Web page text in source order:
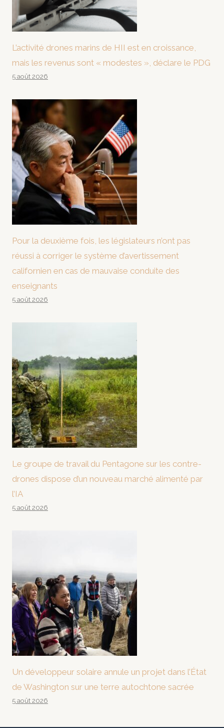
L’activité drones marins de HII est en croissance,
mais les revenus sont « modestes », déclare le PDG
5 août 2026
Pour la deuxième fois, les législateurs n’ont pas
réussi à corriger le système d’avertissement
californien en cas de mauvaise conduite des
enseignants
5 août 2026
Le groupe de travail du Pentagone sur les contre-
drones dispose d’un nouveau marché alimenté par
l’IA
5 août 2026
Un développeur solaire annule un projet dans l’État
de Washington sur une terre autochtone sacrée
5 août 2026